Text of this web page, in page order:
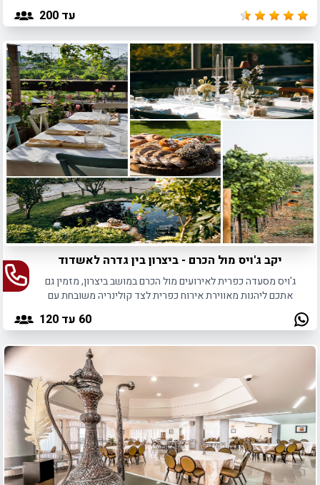
עד 200
יקב ג'ויס מול הכרם - ביצרון בין גדרה לאשדוד
ג'ויס מסעדה כפרית לאירועים מול הכרם במושב ביצרון, מזמין גם
אתכם ליהנות מאווירת אירוח כפרית לצד קולינריה משובחת עם
60 עד 120